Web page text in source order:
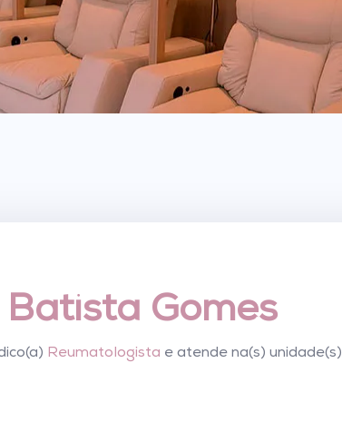
Gomes
Reumatologista e atende na(s) unidade(s)